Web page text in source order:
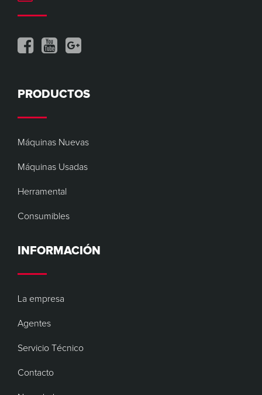
PRODUCTOS
Máquinas Nuevas
Máquinas Usadas
Herramental
Consumibles
INFORMACIÓN
La empresa
Agentes
Servicio Técnico
Contacto